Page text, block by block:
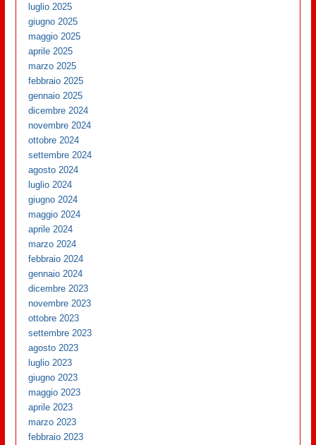
luglio 2025
giugno 2025
maggio 2025
aprile 2025
marzo 2025
febbraio 2025
gennaio 2025
dicembre 2024
novembre 2024
ottobre 2024
settembre 2024
agosto 2024
luglio 2024
giugno 2024
maggio 2024
aprile 2024
marzo 2024
febbraio 2024
gennaio 2024
dicembre 2023
novembre 2023
ottobre 2023
settembre 2023
agosto 2023
luglio 2023
giugno 2023
maggio 2023
aprile 2023
marzo 2023
febbraio 2023